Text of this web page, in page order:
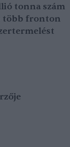
tonna szám
több fronton